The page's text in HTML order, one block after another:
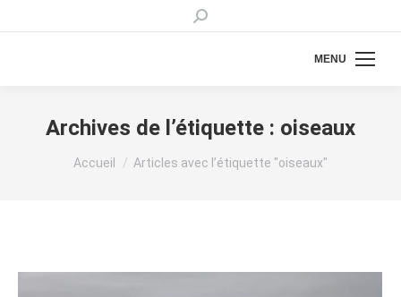
Recherche
MENU
Archives de l’étiquette : oiseaux
Vous êtes ici :
Accueil Articles avec l’étiquette "oiseaux"